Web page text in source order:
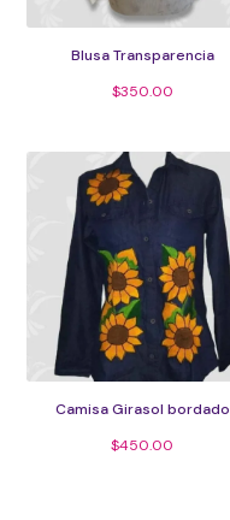
Blusa Transparencia
$350.00
Camisa Girasol bordado
$450.00